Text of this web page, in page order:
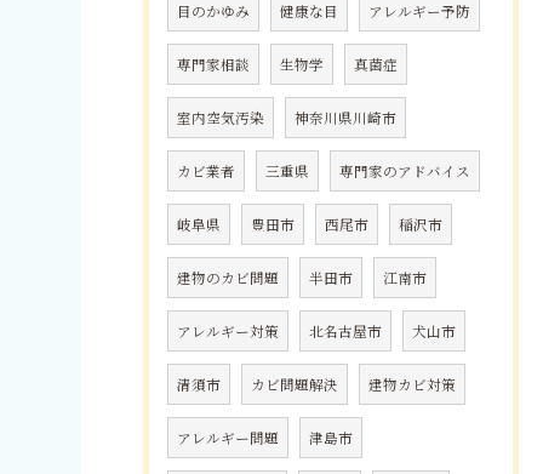
目のかゆみ 健康な目 アレルギー予防
専門家相談 生物学 真菌症
室内空気汚染 神奈川県川崎市
カビ業者 三重県 専門家のアドバイス
岐阜県 豊田市 西尾市 稲沢市
建物のカビ問題 半田市 江南市
アレルギー対策 北名古屋市 犬山市
清須市 カビ問題解決 建物カビ対策
アレルギー問題 津島市